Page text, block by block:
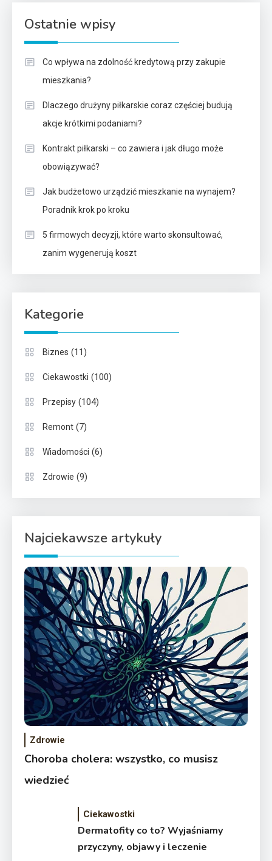
Ostatnie wpisy
Co wpływa na zdolność kredytową przy zakupie
mieszkania?
Dlaczego drużyny piłkarskie coraz częściej budują
akcje krótkimi podaniami?
Kontrakt piłkarski – co zawiera i jak długo może
obowiązywać?
Jak budżetowo urządzić mieszkanie na wynajem?
Poradnik krok po kroku
5 firmowych decyzji, które warto skonsultować,
zanim wygenerują koszt
Kategorie
Biznes (11)
Ciekawostki (100)
Przepisy (104)
Remont (7)
Wiadomości (6)
Zdrowie (9)
Najciekawsze artykuły
Zdrowie
Choroba cholera: wszystko, co musisz
wiedzieć
Ciekawostki
Dermatofity co to? Wyjaśniamy
przyczyny, objawy i leczenie